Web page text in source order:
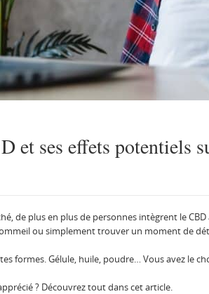
et ses effets potentiels
de plus en plus de personnes intègrent le
ou simplement trouver un moment de
formes. Gélule, huile, poudre… Vous avez le
? Découvrez tout dans cet article.